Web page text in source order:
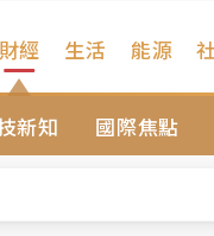
財經
新知 國際焦點
生活 能源